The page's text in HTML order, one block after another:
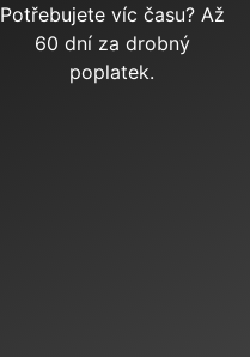
Potřebujete víc času? Až
60 dní za drobný
poplatek.